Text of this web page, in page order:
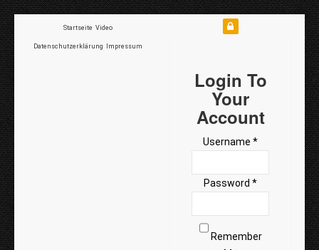
Startseite Video
Datenschutzerklärung Impressum
Login To
Your
Account
Username *
Password *
Remember